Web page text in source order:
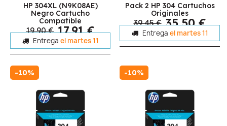
HP 304XL (N9K08AE)
Negro Cartucho
Compatible
19,90 € 17,91 €
Entrega el martes 11
Pack 2 HP 304 Cartuchos
Originales
39,45 € 35,50 €
Entrega el martes 11
-10% -10%